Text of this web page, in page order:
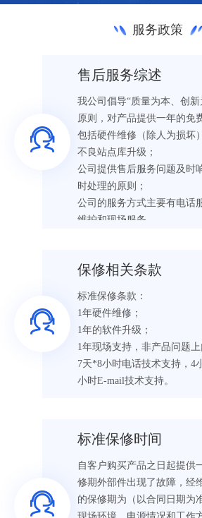
服务政策
售后服务综述
我公司倡导“质量为本、创
原则，对产品提供一年的免
包括硬件维修（除人为损坏
不良站点库升级；
公司提供售后服务问题及时
时处理的原则；
公司的服务方式主要有电话
维护和现场服务。
保修相关条款
标准保修条款：
1年硬件维修；
1年的软件升级；
1年现场支持，非产品问题上
7天*8小时电话技术支持，4
小时E-mail技术支持。
标准保修时间
自客户购买产品之日起提供
修期外部件出现了故障，经
的保修期为（以合同日期为